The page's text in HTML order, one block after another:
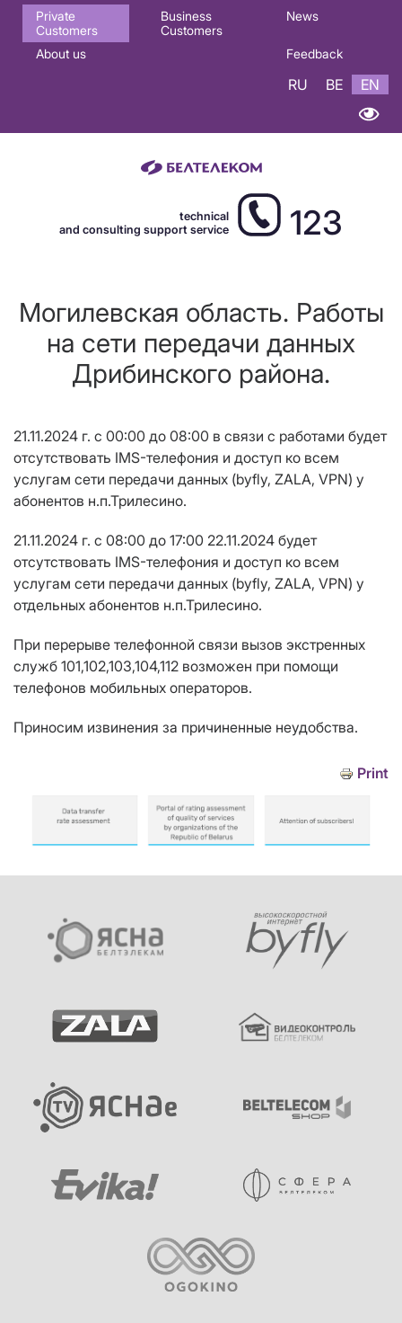
Основная
навигация
Private
Customers
Business
Customers
News
About us Feedback
RU BE EN
technical
and consulting support service
123
Могилевская область. Работы
на сети передачи данных
Дрибинского района.
21.11.2024 г. с 00:00 до 08:00 в связи с работами будет
отсутствовать IMS-телефония и доступ ко всем
услугам сети передачи данных (byfly, ZALA, VPN) у
абонентов н.п.Трилесино.
21.11.2024 г. с 08:00 до 17:00 22.11.2024 будет
отсутствовать IMS-телефония и доступ ко всем
услугам сети передачи данных (byfly, ZALA, VPN) у
отдельных абонентов н.п.Трилесино.
При перерыве телефонной связи вызов экстренных
служб 101,102,103,104,112 возможен при помощи
телефонов мобильных операторов.
Приносим извинения за причиненные неудобства.
Print